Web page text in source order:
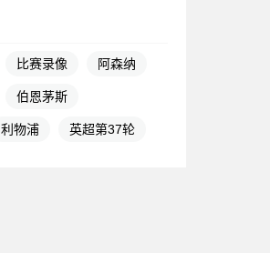
比赛录像 阿森纳
伯恩茅斯
利物浦 英超第37轮